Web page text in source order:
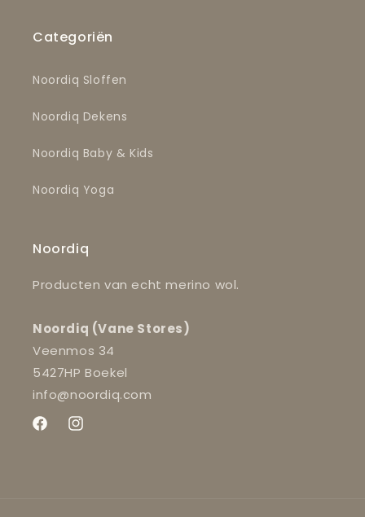
Categoriën
Noordiq Sloffen
Noordiq Dekens
Noordiq Baby & Kids
Noordiq Yoga
Noordiq
Producten van echt merino wol.
Noordiq (Vane Stores)
Veenmos 34
5427HP Boekel
info@noordiq.com
FacebookInstagram